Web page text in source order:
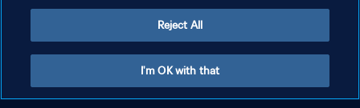
ADMINISTRAR AS PREFERÊNCIAS DE COOKIES
Reject All
I'm OK with that